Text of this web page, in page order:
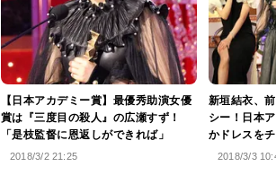
【日本アカデミー賞】最優秀助演女優
賞は『三度目の殺人』の広瀬すず！
「是枝監督に恩返しができれば」
2018/3/2 21:25
新垣結衣、
シー！日本
かドレスを
2018/3/3